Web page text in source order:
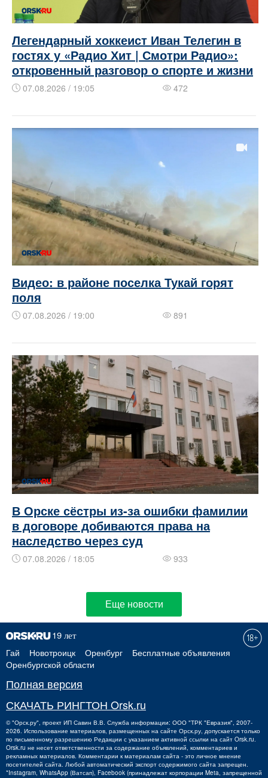
Легендарный хоккеист Иван Телегин в
гостях у «Радио Хит | Смотри Радио»:
откровенный разговор о спорте и жизни
07.08.2026 / 19:05 472
Видео: в районе поселка Тукай горят
поля
07.08.2026 / 19:00 891
В Орске сёстры из-за ошибки фамилии
в договоре добиваются права на
наследство через суд
07.08.2026 / 18:05 933
Еще новости
Гай Новотроицк Оренбург
Бесплатные объявления
Оренбургской области
Полная версия
СКАЧАТЬ РИНГТОН Orsk.ru
©"Орск.ру", проект ИП Савин В.В. Служба информации: ООО "ТРК "Евразия", 2007-
2026. Использование материалов, размещенных на сайте Орск.ру, допускается только
по письменному разрешению Редакции с указанием активной ссылки на сайт Orsk.ru.
Orsk.ru не несет ответственности за содержание объявлений, комментариев и
рекламных материалов. Комментарии к материалам сайта - это личное мнение
посетителей сайта. Любой автоматический экспорт содержимого сайта запрещен.
*Instagram, WhatsApp (Ватсап), Facebook (принадлежат корпорации Meta, запрещенной